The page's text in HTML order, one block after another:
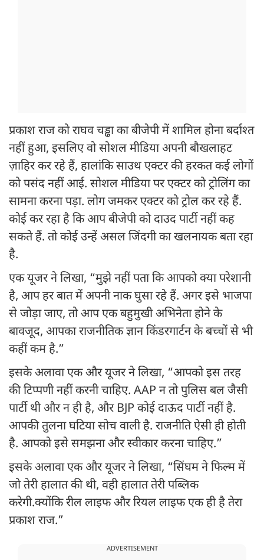
प्रकाश राज को राघव चड्ढा का बीजेपी में शामिल होना बर्दाश्त
नहीं हुआ, इसलिए वो सोशल मीडिया अपनी बौखलाहट
ज़ाहिर कर रहे हैं, हालांकि साउथ एक्टर की हरकत कई लोगों
को पसंद नहीं आई. सोशल मीडिया पर एक्टर को ट्रोलिंग का
सामना करना पड़ा. लोग जमकर एक्टर को ट्रोल कर रहे हैं.
कोई कर रहा है कि आप बीजेपी को दाउद पार्टी नहीं कह
सकते हैं. तो कोई उन्हें असल जिंदगी का खलनायक बता रहा
है.
एक यूजर ने लिखा, “मुझे नहीं पता कि आपको क्या परेशानी
है, आप हर बात में अपनी नाक घुसा रहे हैं. अगर इसे भाजपा
से जोड़ा जाए, तो आप एक बहुमुखी अभिनेता होने के
बावजूद, आपका राजनीतिक ज्ञान किंडरगार्टन के बच्चों से भी
कहीं कम है.”
इसके अलावा एक और यूजर ने लिखा, “आपको इस तरह
की टिप्पणी नहीं करनी चाहिए. AAP न तो पुलिस बल जैसी
पार्टी थी और न ही है, और BJP कोई दाऊद पार्टी नहीं है.
आपकी तुलना घटिया सोच वाली है. राजनीति ऐसी ही होती
है. आपको इसे समझना और स्वीकार करना चाहिए.”
इसके अलावा एक और यूजर ने लिखा, “सिंघम ने फिल्म में
जो तेरी हालात की थी, वही हालात तेरी पब्लिक
करेगी.क्योंकि रील लाइफ और रियल लाइफ एक ही है तेरा
प्रकाश राज.”
ADVERTISEMENT